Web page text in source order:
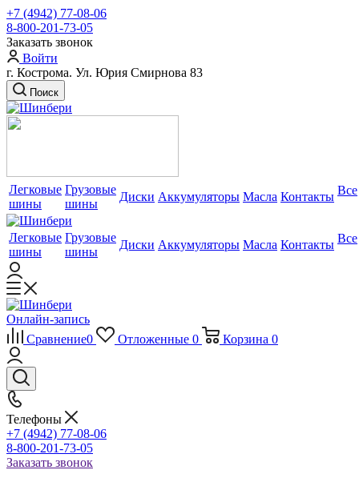
+7 (4942) 77-08-06
8-800-201-73-05
Заказать звонок
Войти
г. Кострома. Ул. Юрия Смирнова 83
Поиск
Легковые
шины
Грузовые
шины
Диски Аккумуляторы Масла Контакты Все
Легковые
шины
Грузовые
шины
Диски Аккумуляторы Масла Контакты Все
Онлайн-запись
Сравнение0 Отложенные 0 Корзина 0
Телефоны
+7 (4942) 77-08-06
8-800-201-73-05
Заказать звонок